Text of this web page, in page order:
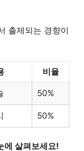
출제되는 경향이
비율
50%
50%
에 살펴보세요!